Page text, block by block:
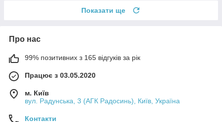
Показати ще
Про нас
99% позитивних з 165 відгуків за рік
Працює з 03.05.2020
м. Київ
вул. Радунська, 3 (АГК Радосинь), Київ, Україна
Контакти